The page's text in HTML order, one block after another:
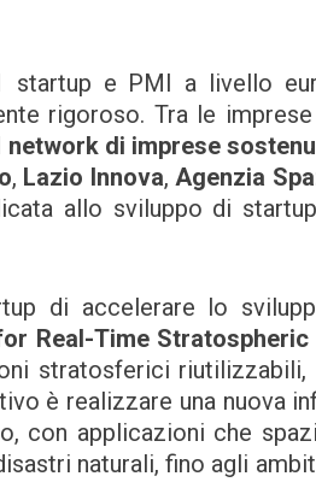
startup e PMI a livello
rigoroso. Tra le
network di imprese
, Lazio Innova, Agenzia
allo sviluppo di
di accelerare lo
Real-Time Stratospheric
stratosferici
è realizzare una nuova
con applicazioni che
naturali, fino agli